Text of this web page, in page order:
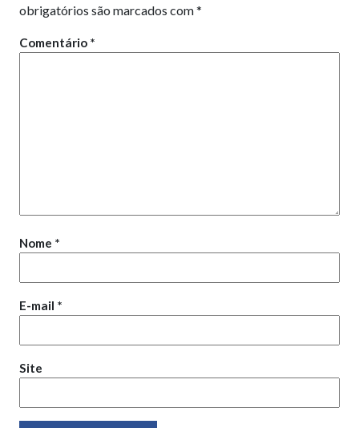
obrigatórios são marcados com*
Comentário *
Nome *
E-mail *
Site